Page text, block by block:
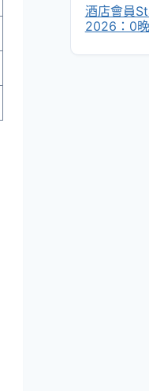
酒店會員
2026：0